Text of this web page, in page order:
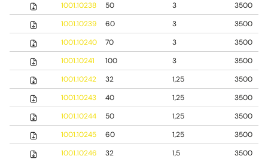
1001.10238
50 3
3500
1001.10239
60 3
3500
1001.10240
70 3
3500
1001.10241
100 3
3500
1001.10242
32 1,25
3500
1001.10243
40 1,25
3500
1001.10244
50 1,25
3500
1001.10245
60 1,25
3500
1001.10246
32 1,5
3500